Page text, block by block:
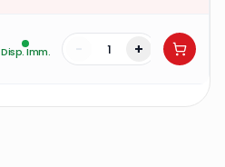
Disp. Imm. - +